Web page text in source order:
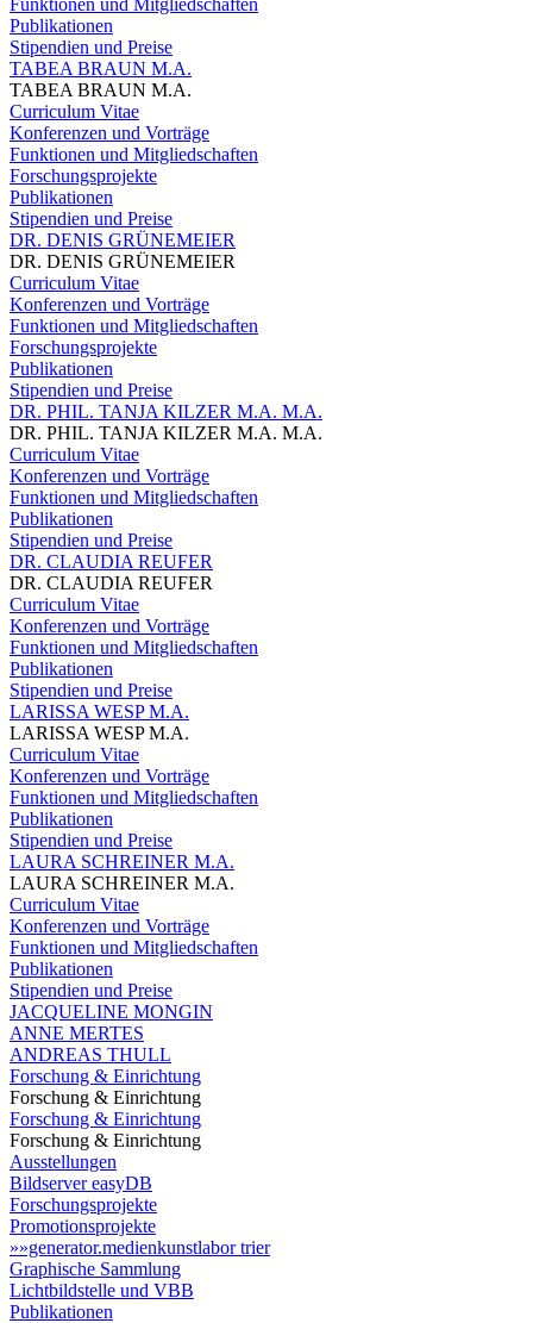
Funktionen und Mitgliedschaften
Publikationen
Stipendien und Preise
TABEA BRAUN M.A.
TABEA BRAUN M.A.
Curriculum Vitae
Konferenzen und Vorträge
Funktionen und Mitgliedschaften
Forschungsprojekte
Publikationen
Stipendien und Preise
DR. DENIS GRÜNEMEIER
DR. DENIS GRÜNEMEIER
Curriculum Vitae
Konferenzen und Vorträge
Funktionen und Mitgliedschaften
Forschungsprojekte
Publikationen
Stipendien und Preise
DR. PHIL. TANJA KILZER M.A. M.A.
DR. PHIL. TANJA KILZER M.A. M.A.
Curriculum Vitae
Konferenzen und Vorträge
Funktionen und Mitgliedschaften
Publikationen
Stipendien und Preise
DR. CLAUDIA REUFER
DR. CLAUDIA REUFER
Curriculum Vitae
Konferenzen und Vorträge
Funktionen und Mitgliedschaften
Publikationen
Stipendien und Preise
LARISSA WESP M.A.
LARISSA WESP M.A.
Curriculum Vitae
Konferenzen und Vorträge
Funktionen und Mitgliedschaften
Publikationen
Stipendien und Preise
LAURA SCHREINER M.A.
LAURA SCHREINER M.A.
Curriculum Vitae
Konferenzen und Vorträge
Funktionen und Mitgliedschaften
Publikationen
Stipendien und Preise
JACQUELINE MONGIN
ANNE MERTES
ANDREAS THULL
Forschung & Einrichtung
Forschung & Einrichtung
Forschung & Einrichtung
Forschung & Einrichtung
Ausstellungen
Bildserver easyDB
Forschungsprojekte
Promotionsprojekte
»»generator.medienkunstlabor trier
Graphische Sammlung
Lichtbildstelle und VBB
Publikationen